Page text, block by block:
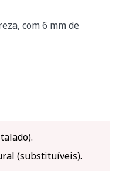
com 6 mm de
(substituíveis).